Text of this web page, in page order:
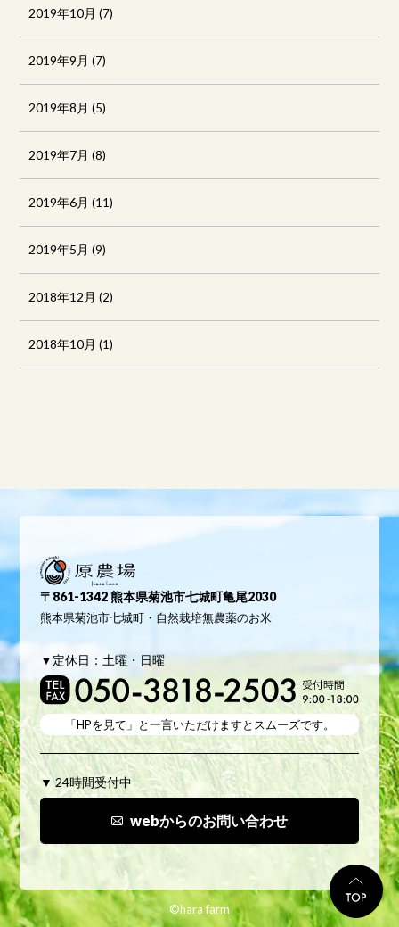
2019年10月 (7)
2019年9月 (7)
2019年8月 (5)
2019年7月 (8)
2019年6月 (11)
2019年5月 (9)
2018年12月 (2)
2018年10月 (1)
〒861-1342 熊本県菊池市七城町亀尾2030
熊本県菊池市七城町・自然栽培無農薬のお米
▼定休日：土曜・日曜
「HPを見て」と一言いただけますとスムーズです。
▼ 24時間受付中
webからのお問い合わせ
©hara farm